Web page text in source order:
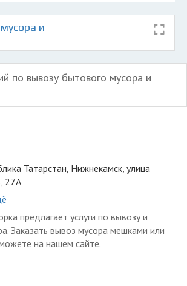
и
по вывозу бытового мусора и
Татарстан, Нижнекамск, улица
27А
предлагает услуги по вывозу и
Заказать вывоз мусора мешками или
на нашем сайте.